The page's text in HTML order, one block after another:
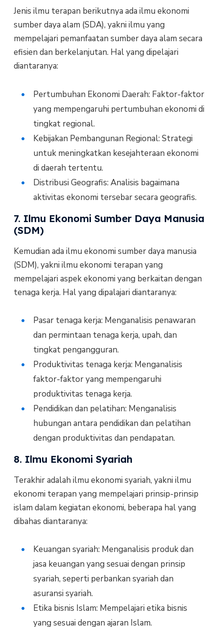
Jenis ilmu terapan berikutnya ada ilmu ekonomi
sumber daya alam (SDA), yakni ilmu yang
mempelajari pemanfaatan sumber daya alam secara
efisien dan berkelanjutan. Hal yang dipelajari
diantaranya:
Pertumbuhan Ekonomi Daerah: Faktor-faktor
yang mempengaruhi pertumbuhan ekonomi di
tingkat regional.
Kebijakan Pembangunan Regional: Strategi
untuk meningkatkan kesejahteraan ekonomi
di daerah tertentu.
Distribusi Geografis: Analisis bagaimana
aktivitas ekonomi tersebar secara geografis.
7. Ilmu Ekonomi Sumber Daya Manusia
(SDM)
Kemudian ada ilmu ekonomi sumber daya manusia
(SDM), yakni ilmu ekonomi terapan yang
mempelajari aspek ekonomi yang berkaitan dengan
tenaga kerja. Hal yang dipalajari diantaranya:
Pasar tenaga kerja: Menganalisis penawaran
dan permintaan tenaga kerja, upah, dan
tingkat pengangguran.
Produktivitas tenaga kerja: Menganalisis
faktor-faktor yang mempengaruhi
produktivitas tenaga kerja.
Pendidikan dan pelatihan: Menganalisis
hubungan antara pendidikan dan pelatihan
dengan produktivitas dan pendapatan.
8. Ilmu Ekonomi Syariah
Terakhir adalah ilmu ekonomi syariah, yakni ilmu
ekonomi terapan yang mempelajari prinsip-prinsip
islam dalam kegiatan ekonomi, beberapa hal yang
dibahas diantaranya:
Keuangan syariah: Menganalisis produk dan
jasa keuangan yang sesuai dengan prinsip
syariah, seperti perbankan syariah dan
asuransi syariah.
Etika bisnis Islam: Mempelajari etika bisnis
yang sesuai dengan ajaran Islam.